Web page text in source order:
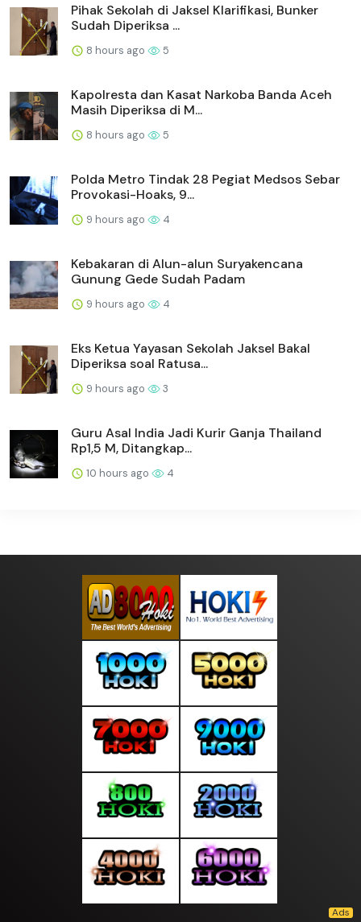
Pihak Sekolah di Jaksel Klarifikasi, Bunker
Sudah Diperiksa ...
8 hours ago 5
Kapolresta dan Kasat Narkoba Banda Aceh
Masih Diperiksa di M...
8 hours ago 5
Polda Metro Tindak 28 Pegiat Medsos Sebar
Provokasi-Hoaks, 9...
9 hours ago 4
Kebakaran di Alun-alun Suryakencana
Gunung Gede Sudah Padam
9 hours ago 4
Eks Ketua Yayasan Sekolah Jaksel Bakal
Diperiksa soal Ratusa...
9 hours ago 3
Guru Asal India Jadi Kurir Ganja Thailand
Rp1,5 M, Ditangkap...
10 hours ago 4